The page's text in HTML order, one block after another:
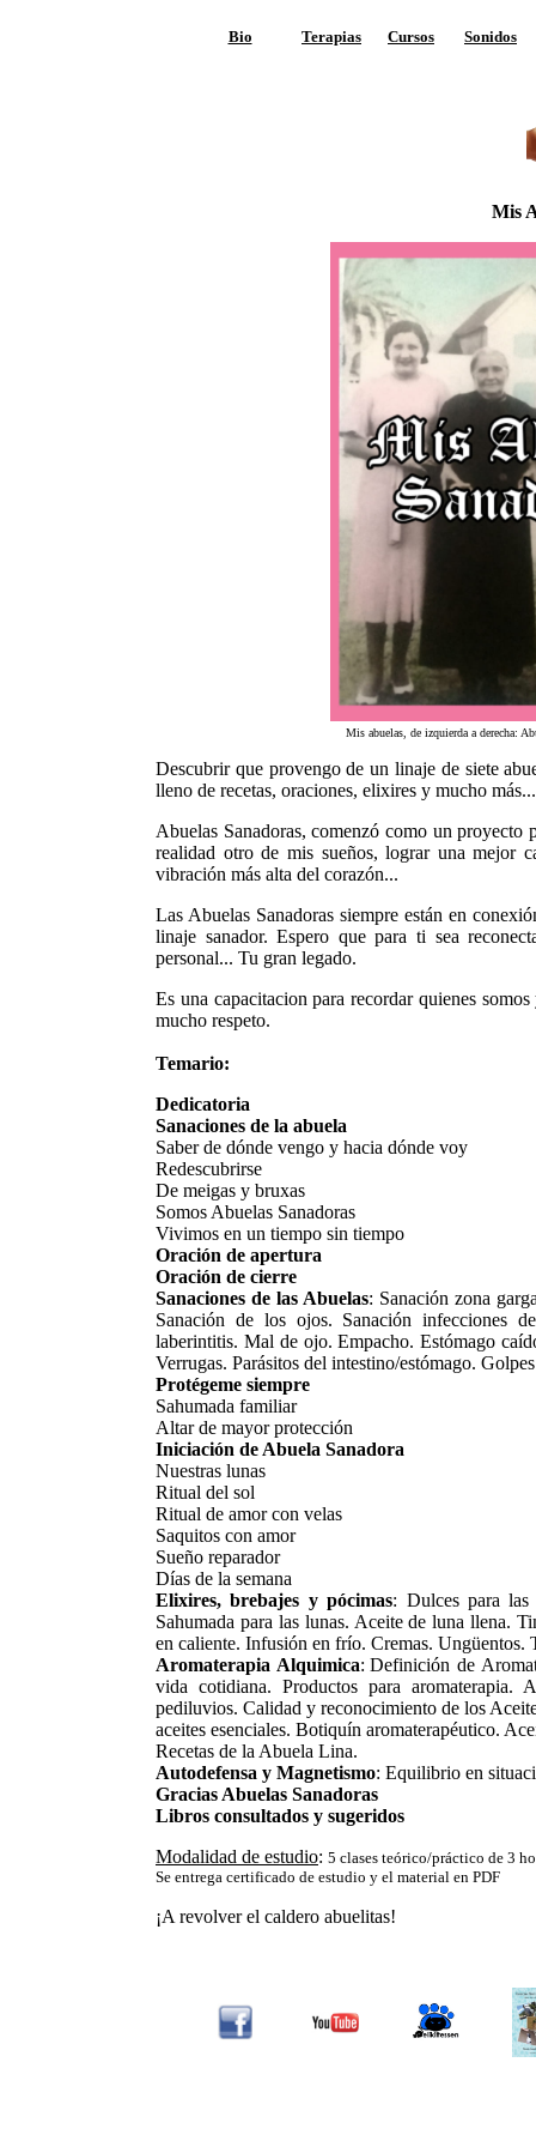
Bio Terapias Cursos Sonidos
Mis
Mis abuelas, de izquierda a derecha:
Descubrir que provengo de un linaje de siete
lleno de recetas, oraciones, elixires y mucho más...
Abuelas Sanadoras, comenzó como un
realidad otro de mis sueños, lograr una mejor
vibración más alta del corazón...
Las Abuelas Sanadoras siempre están en
linaje sanador. Espero que para ti sea
personal... Tu gran legado.
Es una capacitacion para recordar quienes
mucho respeto.
Temario:
Dedicatoria
Sanaciones de la abuela
Saber de dónde vengo y hacia dónde voy
Redescubrirse
De meigas y bruxas
Somos Abuelas Sanadoras
Vivimos en un tiempo sin tiempo
Oración de apertura
Oración de cierre
Sanaciones de las Abuelas: Sanación zona
Sanación de los ojos. Sanación infecciones
laberintitis. Mal de ojo. Empacho. Estómago
Verrugas. Parásitos del intestino/estómago.
Protégeme siempre
Sahumada familiar
Altar de mayor protección
Iniciación de Abuela Sanadora
Nuestras lunas
Ritual del sol
Ritual de amor con velas
Saquitos con amor
Sueño reparador
Días de la semana
Elixires, brebajes y pócimas: Dulces para las
Sahumada para las lunas. Aceite de luna llena.
en caliente. Infusión en frío. Cremas. Ungüentos.
Aromaterapia Alquimica: Definición de
vida cotidiana. Productos para aromaterapia.
pediluvios. Calidad y reconocimiento de los
aceites esenciales. Botiquín aromaterapéutico.
Recetas de la Abuela Lina.
Autodefensa y Magnetismo: Equilibrio en
Gracias Abuelas Sanadoras
Libros consultados y sugeridos
Modalidad de estudio: 5 clases teórico/práctico de 3
Se entrega certificado de estudio y el material en PDF
¡A revolver el caldero abuelitas!